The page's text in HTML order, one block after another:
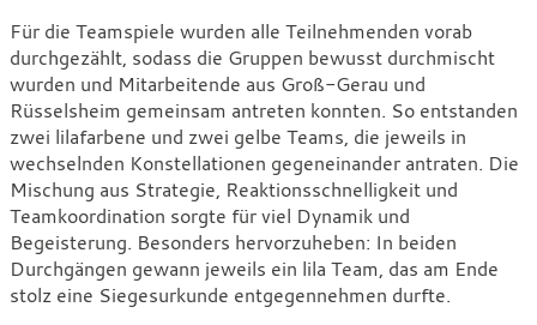
Für die Teamspiele wurden alle Teilnehmenden vorab
durchgezählt, sodass die Gruppen bewusst durchmischt
wurden und Mitarbeitende aus Groß-Gerau und
Rüsselsheim gemeinsam antreten konnten. So entstanden
zwei lilafarbene und zwei gelbe Teams, die jeweils in
wechselnden Konstellationen gegeneinander antraten. Die
Mischung aus Strategie, Reaktionsschnelligkeit und
Teamkoordination sorgte für viel Dynamik und
Begeisterung. Besonders hervorzuheben: In beiden
Durchgängen gewann jeweils ein lila Team, das am Ende
stolz eine Siegesurkunde entgegennehmen durfte.